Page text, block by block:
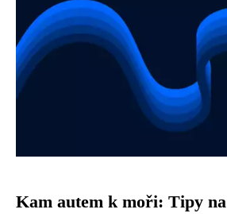
Kam autem k moři: Tipy na